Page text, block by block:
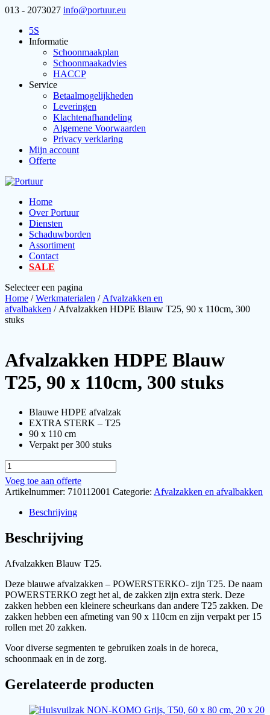
013 - 2073027 info@portuur.eu
5S
Informatie
Schoonmaakplan
Schoonmaakadvies
HACCP
Service
Betaalmogelijkheden
Leveringen
Klachtenafhandeling
Algemene Voorwaarden
Privacy verklaring
Mijn account
Offerte
Home
Over Portuur
Diensten
Schaduwborden
Assortiment
Contact
SALE
Selecteer een pagina
Home /Werkmaterialen / Afvalzakken en
afvalbakken / Afvalzakken HDPE Blauw T25, 90 x 110cm, 300
stuks
Afvalzakken HDPE Blauw
T25, 90 x 110cm, 300 stuks
Blauwe HDPE afvalzak
EXTRA STERK – T25
90 x 110 cm
Verpakt per 300 stuks
Afvalzakken
HDPE
Blauw
T25,
300
aantal
Voeg toe aan offerte
Artikelnummer: 710112001 Categorie: Afvalzakken en afvalbakken
Beschrijving
Beschrijving
Afvalzakken Blauw T25.
Deze blauwe afvalzakken – POWERSTERKO- zijn T25. De naam
POWERSTERKO zegt het al, de zakken zijn extra sterk. Deze
zakken hebben een kleinere scheurkans dan andere T25 zakken. De
zakken hebben een afmeting van 90 x 110cm en zijn verpakt per 15
rollen met 20 zakken.
Voor diverse segmenten te gebruiken zoals in de horeca,
schoonmaak en in de zorg.
Gerelateerde producten